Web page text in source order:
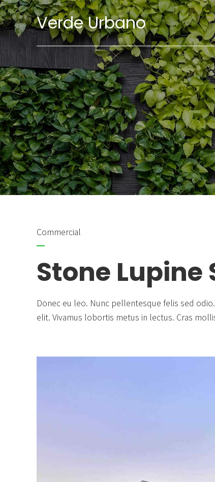
Verde Urbano
Commercial
Stone Lupine
Donec eu leo. Nunc pellentesque felis sed
elit. Vivamus lobortis metus in lectus. Cras